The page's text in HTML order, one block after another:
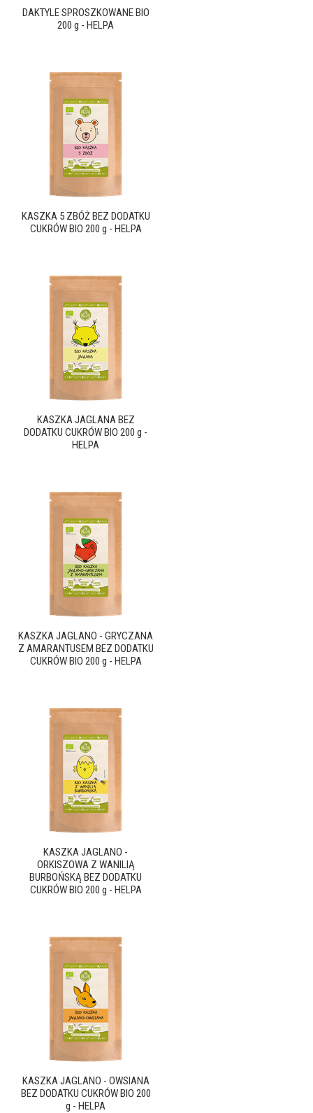
DAKTYLE SPROSZKOWANE BIO
200 g - HELPA
KASZKA 5 ZBÓŻ BEZ DODATKU
CUKRÓW BIO 200 g - HELPA
KASZKA JAGLANA BEZ
DODATKU CUKRÓW BIO 200 g -
HELPA
KASZKA JAGLANO - GRYCZANA
Z AMARANTUSEM BEZ DODATKU
CUKRÓW BIO 200 g - HELPA
KASZKA JAGLANO -
ORKISZOWA Z WANILIĄ
BURBOŃSKĄ BEZ DODATKU
CUKRÓW BIO 200 g - HELPA
KASZKA JAGLANO - OWSIANA
BEZ DODATKU CUKRÓW BIO 200
g - HELPA